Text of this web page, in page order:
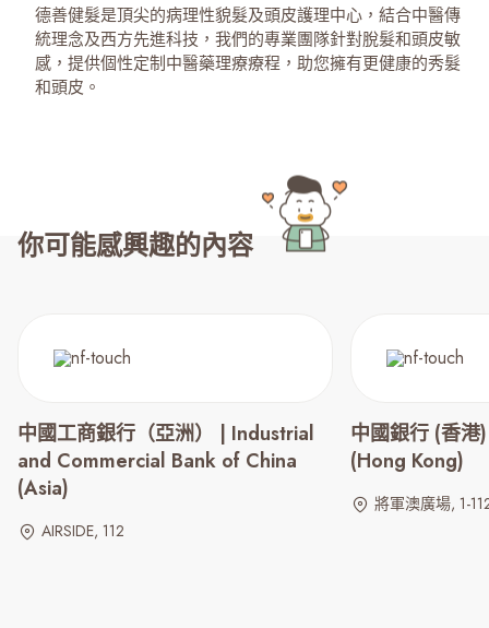
德善健髮是頂尖的病理性貌髮及頭皮護理中心，結合中醫傳
統理念及西方先進科技，我們的專業團隊針對脫髮和頭皮敏
感，提供個性定制中醫藥理療療程，助您擁有更健康的秀髮
和頭皮。
你可能感興趣的內容
中國工商銀行（亞洲） | Industrial
and Commercial Bank of China
(Asia)
AIRSIDE, 112
中國銀行 (香
(Hong Kong)
將軍澳廣場, 1-